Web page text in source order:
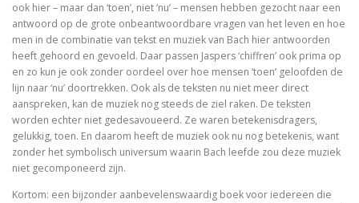
Het labyrinth van de verlorenen. Het Westen en zijn
Examens de la Bible
‘Hier stehe ich, es war ganz anders’
Eigen wijs
Het onteigende brein
ook hier – maar dan ‘toen’, niet ‘nu’ – mensen hebben gezocht naar een
antwoord op de grote onbeantwoordbare vragen van het leven en hoe
men in de combinatie van tekst en muziek van Bach hier antwoorden
heeft gehoord en gevoeld. Daar passen Jaspers ‘chiffren’ ook prima op
en zo kun je ook zonder oordeel over hoe mensen ‘toen’ geloofden de
lijn naar ‘nu’ doortrekken. Ook als de teksten nu niet meer direct
aanspreken, kan de muziek nog steeds de ziel raken. De teksten
worden echter niet gedesavoueerd. Ze waren betekenisdragers,
gelukkig, toen. En daarom heeft de muziek ook nu nog betekenis, want
zonder het symbolisch universum waarin Bach leefde zou deze muziek
niet gecomponeerd zijn.
Kortom: een bijzonder aanbevelenswaardig boek voor iedereen die